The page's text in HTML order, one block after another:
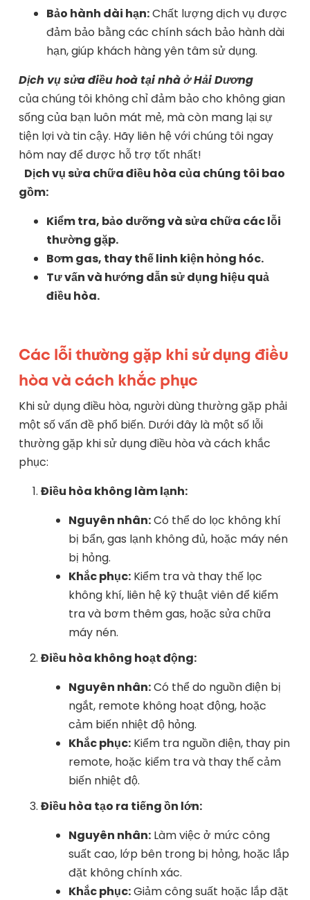
Bảo hành dài hạn:Chất lượng dịch vụ được
đảm bảo bằng các chính sách bảo hành dài
hạn, giúp khách hàng yên tâm sử dụng.
Dịch vụ sửa điều hoà tại nhà ở Hải Dương
của chúng tôi không chỉ đảm bảo cho không gian
sống của bạn luôn mát mẻ, mà còn mang lại sự
tiện lợi và tin cậy. Hãy liên hệ với chúng tôi ngay
hôm nay để được hỗ trợ tốt nhất!
Dịch vụ sửa chữa điều hòa của chúng tôi bao
gồm:
Kiểm tra, bảo dưỡng và sửa chữa các lỗi
thường gặp.
Bơm gas, thay thế linh kiện hỏng hóc.
Tư vấn và hướng dẫn sử dụng hiệu quả
điều hòa.
Các lỗi thường gặp khi sử dụng điều
hòa và cách khắc phục
Khi sử dụng điều hòa, người dùng thường gặp phải
một số vấn đề phổ biến. Dưới đây là một số lỗi
thường gặp khi sử dụng điều hòa và cách khắc
phục:
Điều hòa không làm lạnh:
Nguyên nhân:Có thể do lọc không khí
bị bẩn, gas lạnh không đủ, hoặc máy nén
bị hỏng.
Khắc phục: Kiểm tra và thay thế lọc
không khí, liên hệ kỹ thuật viên để kiểm
tra và bơm thêm gas, hoặc sửa chữa
máy nén.
Điều hòa không hoạt động:
Nguyên nhân:Có thể do nguồn điện bị
ngắt, remote không hoạt động, hoặc
cảm biến nhiệt độ hỏng.
Khắc phục: Kiểm tra nguồn điện, thay pin
remote, hoặc kiểm tra và thay thế cảm
biến nhiệt độ.
Điều hòa tạo ra tiếng ồn lớn:
Nguyên nhân: Làm việc ở mức công
suất cao, lớp bên trong bị hỏng, hoặc lắp
đặt không chính xác.
Khắc phục:Giảm công suất hoặc lắp đặt